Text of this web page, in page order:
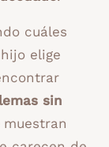
cuáles
elige
sin